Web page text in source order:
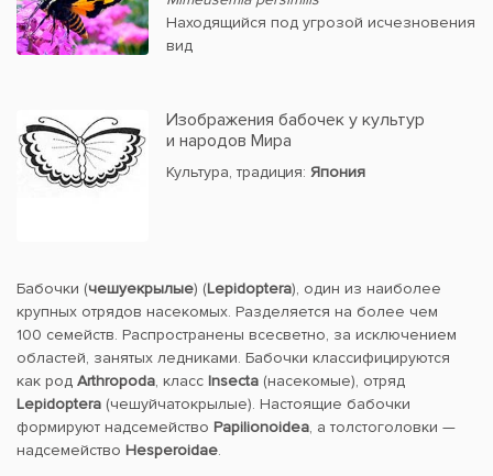
Находящийся под угрозой исчезновения
вид
Изображения бабочек у культур
и народов Мира
Культура, традиция: Япония
Бабочки (чешуекрылые) (Lepidoptera), один из наиболее
крупных отрядов насекомых. Разделяется на более чем
100 семейств. Распространены всесветно, за исключением
областей, занятых ледниками. Бабочки классифицируются
как род Arthropoda, класс Insecta (насекомые), отряд
Lepidoptera (чешуйчатокрылые). Настоящие бабочки
формируют надсемейство Papilionoidea, а толстоголовки —
надсемейство Hesperoidae.